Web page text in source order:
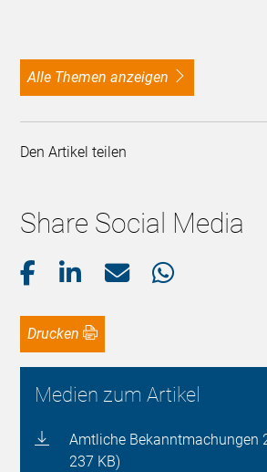
alle Themen anzeigen
Den Artikel teilen
Share Social Media
Drucken
Medien zum Artikel
Amtliche Bekanntmachungen
237 KB)